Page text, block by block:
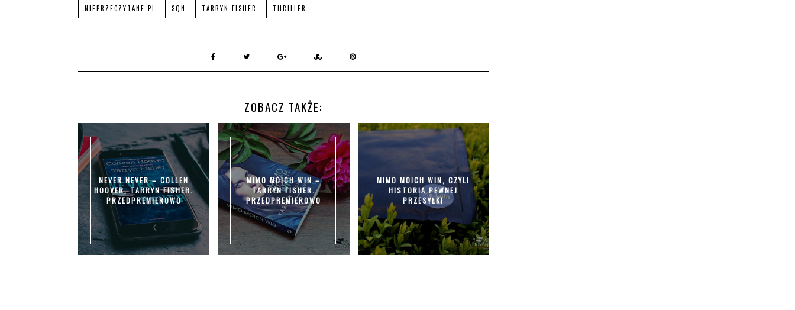
NIEPRZECZYTANE.PL SQN TARRYN FISHER THRILLER
ZOBACZ TAKŻE:
NEVER NEVER – COLLEN
HOOVER, TARRYN FISHER.
PRZEDPREMIEROWO
MIMO MOICH WIN –
TARRYN FISHER.
PRZEDPREMIEROWO
MIMO MOICH WIN, CZYLI
HISTORIA PEWNEJ
PRZESYŁKI